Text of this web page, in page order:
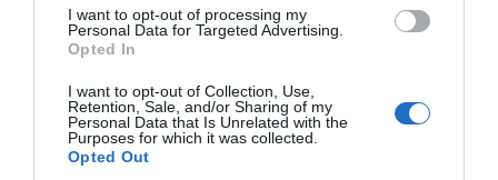
I want to opt-out of processing my
Personal Data for Targeted Advertising.
Opted In
I want to opt-out of Collection, Use,
Retention, Sale, and/or Sharing of my
Personal Data that Is Unrelated with the
Purposes for which it was collected.
Opted Out
εκπαιδευτικούς παγκοσμίως.